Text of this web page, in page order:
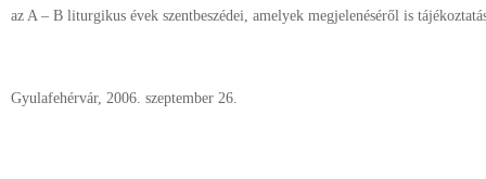
az A – B liturgikus évek szentbeszédei, amelyek megjelenéséről is
Gyulafehérvár, 2006. szeptember 26.